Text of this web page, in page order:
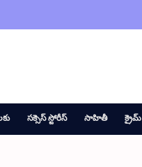
సక్సెస్ స్టోరీస్ సాహితీ క్రైమ్